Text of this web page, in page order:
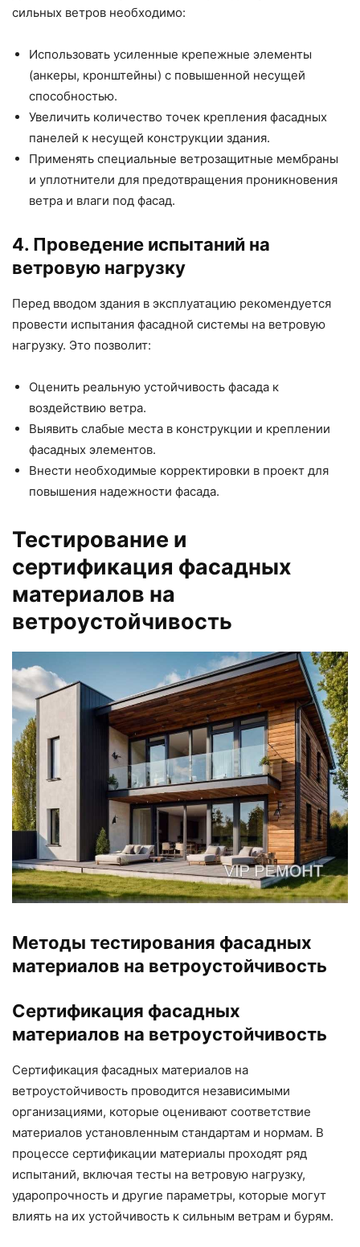
сильных ветров необходимо:
Использовать усиленные крепежные элементы
(анкеры, кронштейны) с повышенной несущей
способностью.
Увеличить количество точек крепления фасадных
панелей к несущей конструкции здания.
Применять специальные ветрозащитные мембраны
и уплотнители для предотвращения проникновения
ветра и влаги под фасад.
4. Проведение испытаний на
ветровую нагрузку
Перед вводом здания в эксплуатацию рекомендуется
провести испытания фасадной системы на ветровую
нагрузку. Это позволит:
Оценить реальную устойчивость фасада к
воздействию ветра.
Выявить слабые места в конструкции и креплении
фасадных элементов.
Внести необходимые корректировки в проект для
повышения надежности фасада.
Тестирование и
сертификация фасадных
материалов на
ветроустойчивость
Методы тестирования фасадных
материалов на ветроустойчивость
Сертификация фасадных
материалов на ветроустойчивость
Сертификация фасадных материалов на
ветроустойчивость проводится независимыми
организациями, которые оценивают соответствие
материалов установленным стандартам и нормам. В
процессе сертификации материалы проходят ряд
испытаний, включая тесты на ветровую нагрузку,
ударопрочность и другие параметры, которые могут
влиять на их устойчивость к сильным ветрам и бурям.